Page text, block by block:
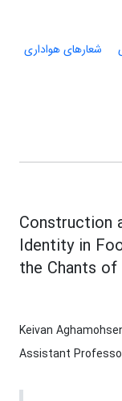
شعارهای هواداری
Construction
Identity in
the Chants
Keivan
Assistant